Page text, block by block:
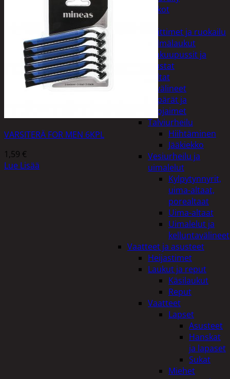
Lukot
Keittimet ja ruokailu
Kylmälaukut
Makuupussit ja
alustat
Teltat
Urheiluvälineet
Kypärät ja
suojaimet
Talviurheilu
Hiihtäminen
Jääkiekko
Vesiurheilu ja
uimalelut
Kylpytynnyrit,
uima-altaat,
porealtaat
Uima-altaat
Uimalelut ja
kelluntavälineet
Vaatteet ja asusteet
Heijastimet
Laukut ja reput
Käsilaukut
Reput
Vaatteet
Lapset
Asusteet
Hanskat
ja lapaset
Sukat
Miehet
VARSITERÄ FOR MEN 6KPL
1,59 €
Lue Lisää